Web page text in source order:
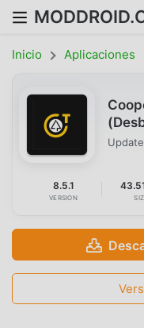
Inicio Aplicaciones
8.5.1
VERSION